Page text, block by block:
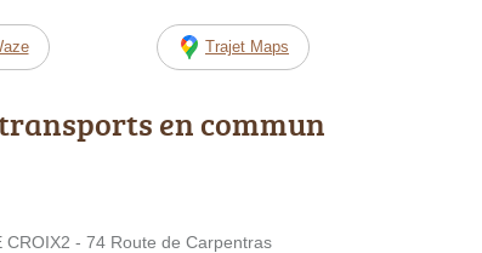
Trajet Maps
en commun
CROIX2 - 74 Route de Carpentras